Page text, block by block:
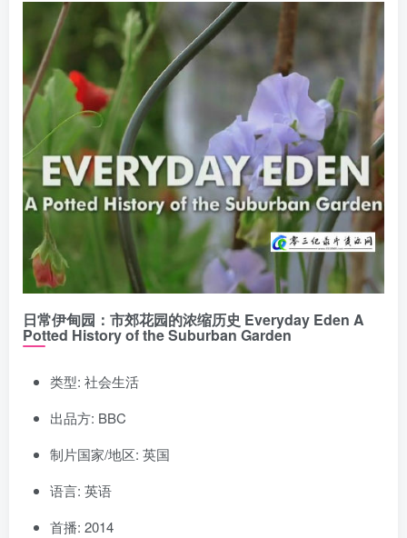
日常伊甸园：市郊花园的浓缩历史 Everyday Eden A
Potted History of the Suburban Garden
类型: 社会生活
出品方: BBC
制片国家/地区: 英国
语言: 英语
首播: 2014